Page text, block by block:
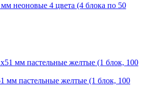
неоновые 4 цвета (4 блока по 50
мм пастельные желтые (1 блок, 100